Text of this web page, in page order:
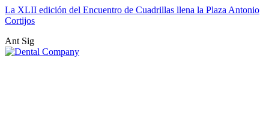
La XLII edición del Encuentro de Cuadrillas llena la Plaza Antonio
Cortijos
Ant Sig